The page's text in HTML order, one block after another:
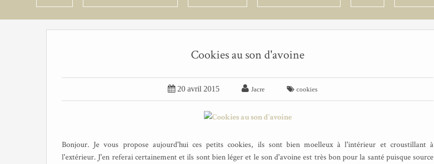
Cookies au son d'avoine
 20 avril 2015  Jacre  cookies
Bonjour. Je vous propose aujourd'hui ces petits cookies, ils sont bien moelleux à l'intérieur et croustillant à
l'extérieur. J'en referai certainement et ils sont bien léger et le son d'avoine est très bon pour la santé puisque source